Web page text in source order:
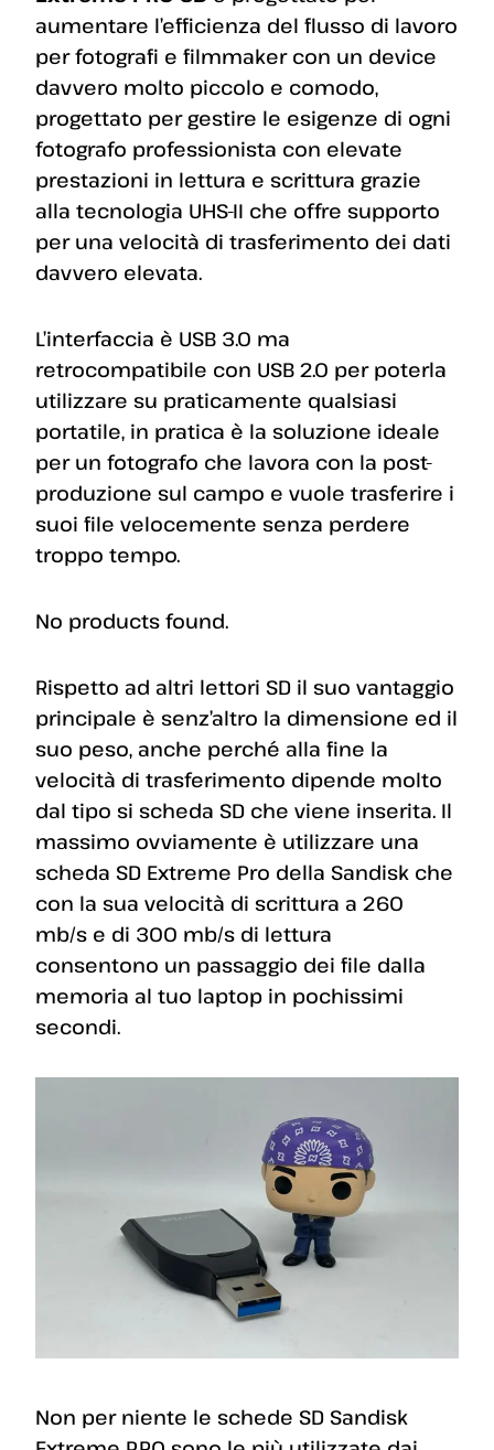
aumentare l’efficienza del flusso di lavoro
per fotografi e filmmaker con un device
davvero molto piccolo e comodo,
progettato per gestire le esigenze di ogni
fotografo professionista con elevate
prestazioni in lettura e scrittura grazie
alla tecnologia UHS-II che offre supporto
per una velocità di trasferimento dei dati
davvero elevata.
L’interfaccia è USB 3.0 ma
retrocompatibile con USB 2.0 per poterla
utilizzare su praticamente qualsiasi
portatile, in pratica è la soluzione ideale
per un fotografo che lavora con la post-
produzione sul campo e vuole trasferire i
suoi file velocemente senza perdere
troppo tempo.
No products found.
Rispetto ad altri lettori SD il suo vantaggio
principale è senz’altro la dimensione ed il
suo peso, anche perché alla fine la
velocità di trasferimento dipende molto
dal tipo si scheda SD che viene inserita. Il
massimo ovviamente è utilizzare una
scheda SD Extreme Pro della Sandisk che
con la sua velocità di scrittura a 260
mb/s e di 300 mb/s di lettura
consentono un passaggio dei file dalla
memoria al tuo laptop in pochissimi
secondi.
Non per niente le schede SD Sandisk